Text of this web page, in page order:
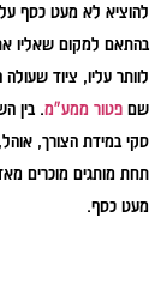
להוציא לא מעט כסף
בהתאם למקום שאליו
לוותר עליו, ציוד
שם פטור ממע"מ. בין
סקי במידת הצורך,
תחת מותגים מוכרים
מעט כסף.